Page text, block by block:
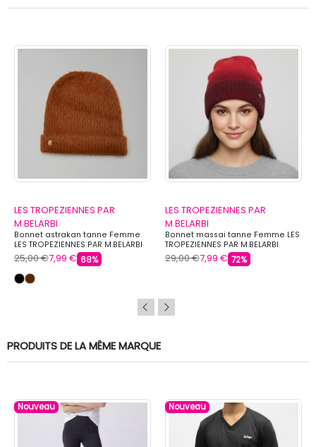
LES TROPEZIENNES PAR
M.BELARBI
Bonnet astrakan tanne Femme
LES TROPEZIENNES PAR M.BELARBI
25,00 €7,99 € 68%
LES TROPEZIENNES PAR
M.BELARBI
Bonnet massai tanne Femme LES
TROPEZIENNES PAR M.BELARBI
29,00 €7,99 € 72%
PRODUITS DE LA MÊME MARQUE
Nouveau Nouveau